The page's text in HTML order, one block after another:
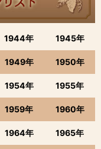
1944年 1945年
1949年 1950年
1954年 1955年
1959年 1960年
1964年 1965年